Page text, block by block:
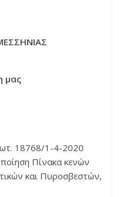
18768/1-4-2020
Πίνακα κενών
και Πυροσβεστών,